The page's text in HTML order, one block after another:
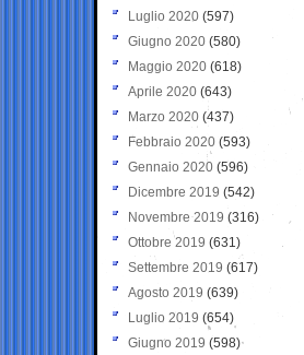
Luglio 2020 (597)
Giugno 2020 (580)
Maggio 2020 (618)
Aprile 2020 (643)
Marzo 2020 (437)
Febbraio 2020 (593)
Gennaio 2020 (596)
Dicembre 2019 (542)
Novembre 2019 (316)
Ottobre 2019 (631)
Settembre 2019 (617)
Agosto 2019 (639)
Luglio 2019 (654)
Giugno 2019 (598)